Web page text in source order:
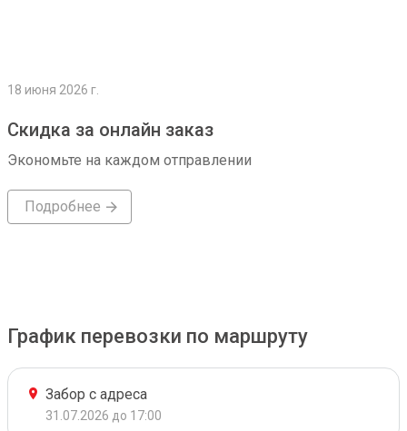
18 июня 2026 г.
Скидка за онлайн заказ
Экономьте на каждом отправлении
Подробнее
График перевозки по маршруту
Забор с адреса
31.07.2026 до 17:00